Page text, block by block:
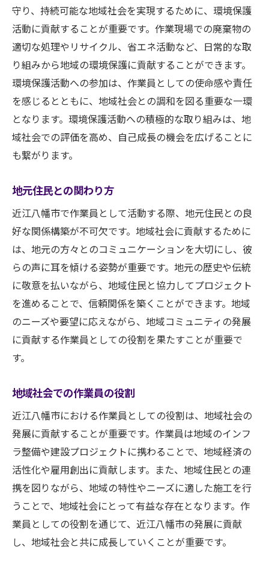
守り、持続可能な地域社会を実現するために、環境保護
活動に貢献することが重要です。作業現場での廃棄物の
適切な処理やリサイクル、省エネ活動など、日常的な取
り組みから地域の環境保護に貢献することができます。
環境保護活動への参加は、作業員としての使命感や責任
を感じるとともに、地域社会との調和を図る重要な一環
となります。環境保護活動への積極的な取り組みは、地
域社会での評価を高め、自己成長の機会を広げることに
も繋がります。
地元住民との関わり方
近江八幡市で作業員として活動する際、地元住民との良
好な関係構築が不可欠です。地域社会に貢献するために
は、地元の方々とのコミュニケーションを大切にし、彼
らの声に耳を傾ける姿勢が重要です。地元の歴史や伝統
に敬意を払いながら、地域住民と協力してプロジェクト
を進めることで、信頼関係を築くことができます。地域
のニーズや要望に応えながら、地域コミュニティの発展
に貢献する作業員としての役割を果たすことが重要で
す。
地域社会での作業員の役割
近江八幡市における作業員としての役割は、地域社会の
発展に貢献することが重要です。作業員は地域のインフ
ラ整備や建設プロジェクトに携わることで、地域経済の
活性化や雇用創出に貢献します。また、地域住民との連
携を図りながら、地域の特性やニーズに適した施工を行
うことで、地域社会にとって有益な存在となります。作
業員としての役割を通じて、近江八幡市の発展に貢献
し、地域社会と共に成長していくことが重要です。